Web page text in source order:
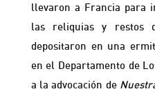
llevaron a Francia para
las reliquias y restos
depositaron en una
en el Departamento de
a la advocación de